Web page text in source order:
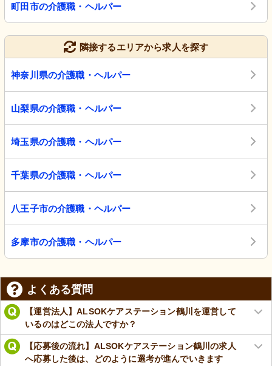
町田市の介護職・ヘルパー
隣接するエリアから求人を探す
神奈川県の介護職・ヘルパー
山梨県の介護職・ヘルパー
埼玉県の介護職・ヘルパー
千葉県の介護職・ヘルパー
八王子市の介護職・ヘルパー
多摩市の介護職・ヘルパー
よくある質問
【運営法人】ALSOKケアステーション鶴川を運営して
いるのはどこの法人ですか？
【応募後の流れ】ALSOKケアステーション鶴川の求人
へ応募した後は、どのように選考が進んでいきます